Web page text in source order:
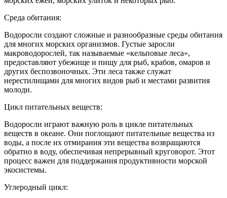
Среда обитания:
Водоросли создают сложные и разнообразные среды обитания
для многих морских организмов. Густые заросли
макроводорослей, так называемые «кельповые леса»,
предоставляют убежище и пищу для рыб, крабов, омаров и
других беспозвоночных. Эти леса также служат
нерестилищами для многих видов рыб и местами развития
молоди.
Цикл питательных веществ:
Водоросли играют важную роль в цикле питательных
веществ в океане. Они поглощают питательные вещества из
воды, а после их отмирания эти вещества возвращаются
обратно в воду, обеспечивая непрерывный круговорот. Этот
процесс важен для поддержания продуктивности морской
экосистемы.
Углеродный цикл: